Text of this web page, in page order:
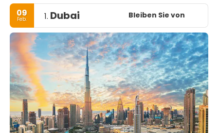
09
Feb. 1. Dubai Bleiben Sie von